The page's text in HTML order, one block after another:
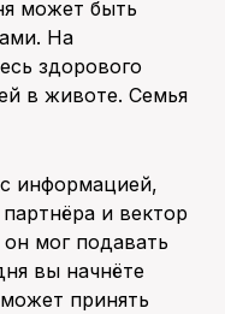
может быть
На
здорового
в животе. Семья
информацией,
и вектор
мог подавать
вы начнёте
принять